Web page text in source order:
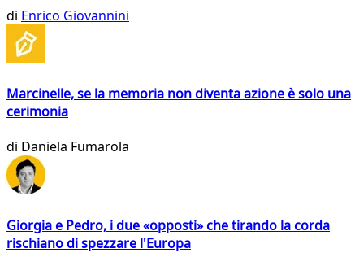
di Enrico Giovannini
Marcinelle, se la memoria non diventa azione è solo una
cerimonia
di Daniela Fumarola
Giorgia e Pedro, i due «opposti» che tirando la corda
rischiano di spezzare l'Europa